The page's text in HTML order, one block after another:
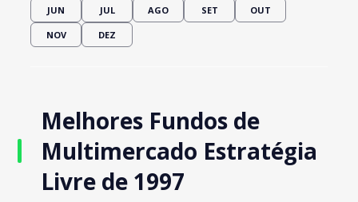
JUN JUL AGO SET OUT
NOV DEZ
Melhores Fundos de
Multimercado Estratégia
Livre de 1997